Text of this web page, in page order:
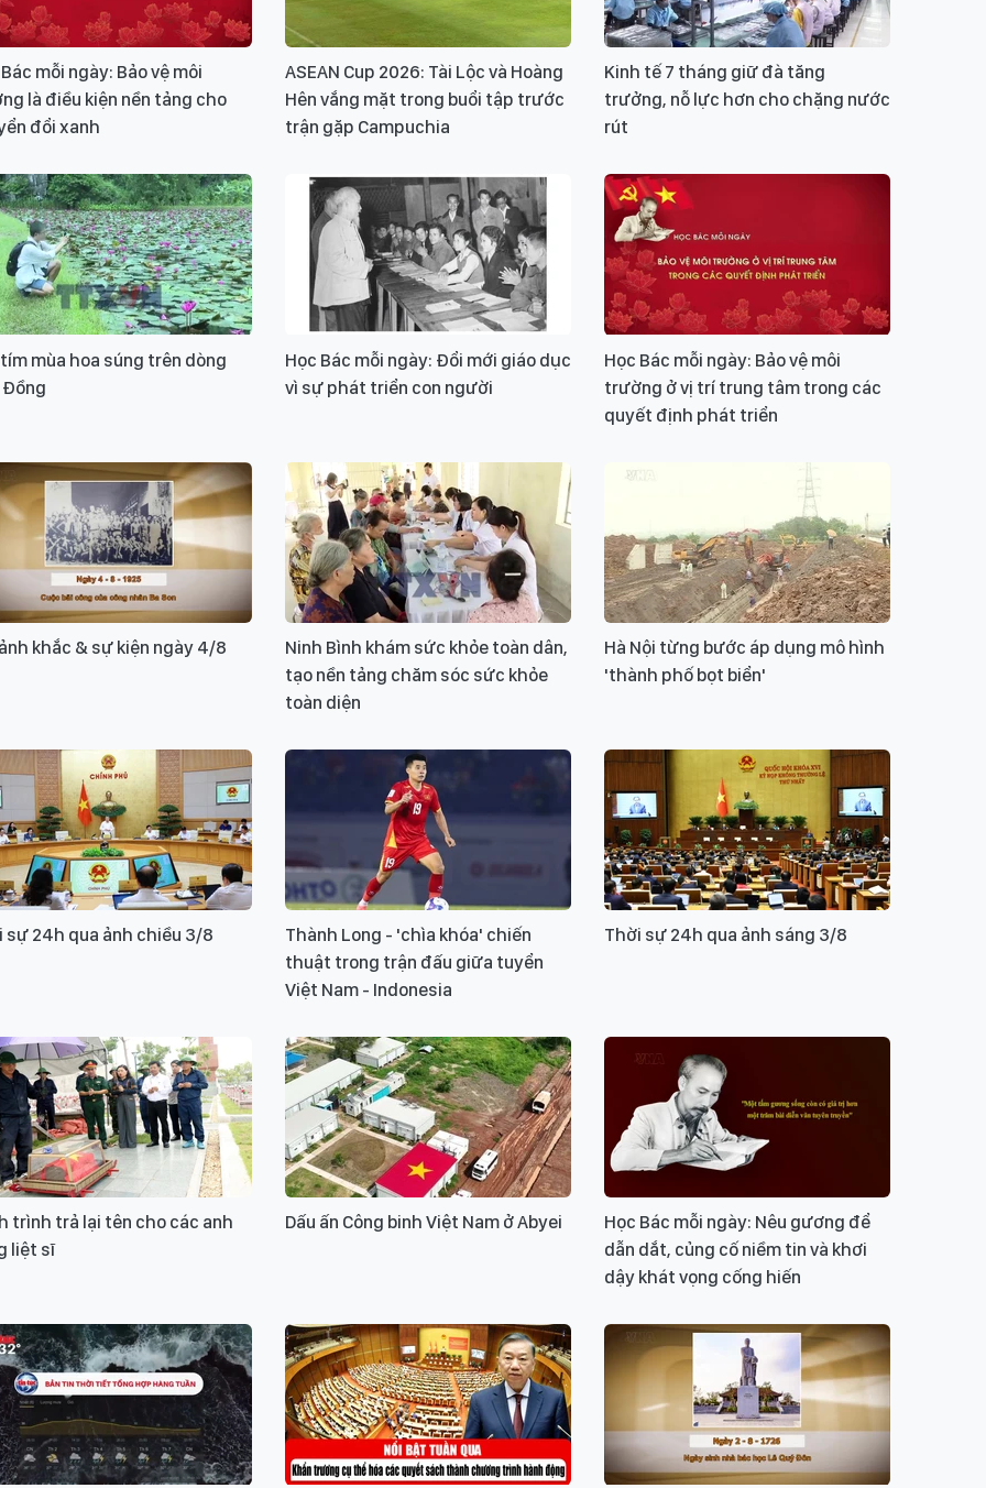
Xin vui lòng gõ tiếng Việt có dấu GỬI BÌNH LUẬN
mỗi ngày: Bảo vệ môi
là điều kiện nền tảng cho
đổi xanh
ASEAN Cup 2026: Tài Lộc và Hoàng
Hên vắng mặt trong buổi tập trước
trận gặp Campuchia
Kinh tế 7 tháng giữ đà tăng
trưởng, nỗ lực hơn cho chặng nước
rút
mùa hoa súng trên dòng
Đồng
Học Bác mỗi ngày: Đổi mới giáo dục
vì sự phát triển con người
Học Bác mỗi ngày: Bảo vệ môi
trường ở vị trí trung tâm trong các
quyết định phát triển
khắc & sự kiện ngày 4/8
Ninh Bình khám sức khỏe toàn dân,
tạo nền tảng chăm sóc sức khỏe
toàn diện
Hà Nội từng bước áp dụng mô hình
'thành phố bọt biển'
sự 24h qua ảnh chiều 3/8
Thành Long - 'chìa khóa' chiến
thuật trong trận đấu giữa tuyển
Việt Nam - Indonesia
Thời sự 24h qua ảnh sáng 3/8
trình trả lại tên cho các anh
liệt sĩ
Dấu ấn Công binh Việt Nam ở Abyei
Học Bác mỗi ngày: Nêu gương để
dẫn dắt, củng cố niềm tin và khơi
dậy khát vọng cống hiến